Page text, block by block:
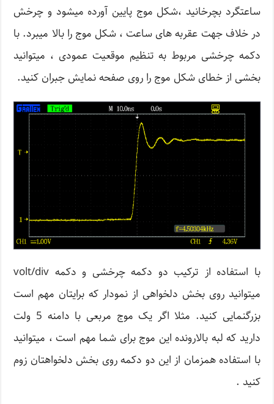
ساعتگرد بچرخانید ،شکل موج پایین آورده میشود و چرخش
در خلاف جهت عقربه های ساعت ، شکل موج را بالا میبرد. با
دکمه چرخشی مربوط به تنظیم موقعیت عمودی ، میتوانید
بخشی از خطای شکل موج را روی صفحه نمایش جبران کنید.
با استفاده از ترکیب دو دکمه چرخشی و دکمه volt/div
میتوانید روی بخش دلخواهی از نمودار که برایتان مهم است
بزرگنمایی کنید. مثلا اگر یک موج مربعی با دامنه 5 ولت
دارید که لبه بالارونده این موج برای شما مهم است ، میتوانید
با استفاده همزمان از این دو دکمه روی بخش دلخواهتان زوم
کنید .